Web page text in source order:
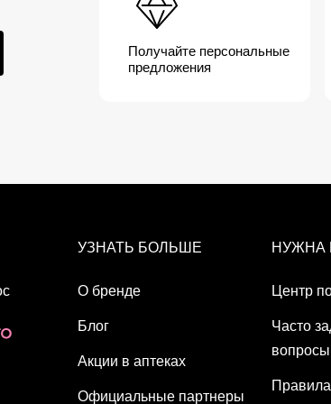
LIFTACTIV COLLAGEN SPECIALIST
контролем.
Получайте персональные
предложения
УЗНАТЬ БОЛЬШЕ
О бренде
Блог
Акции в аптеках
Официальные партнеры
НУЖНА
Центр
Часто
вопросы